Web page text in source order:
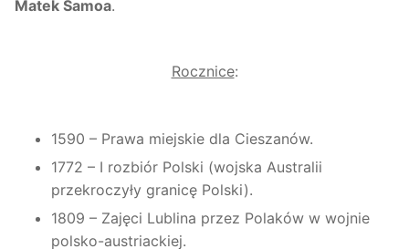
Matek Samoa.
Rocznice:
1590 – Prawa miejskie dla Cieszanów.
1772 – I rozbiór Polski (wojska Australii
przekroczyły granicę Polski).
1809 – Zajęci Lublina przez Polaków w wojnie
polsko-austriackiej.